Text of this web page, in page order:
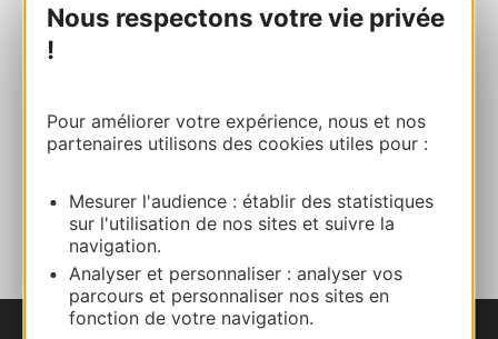
Nous respectons votre vie privée
!
Pour améliorer votre expérience, nous et nos
partenaires utilisons des cookies utiles pour :
Mesurer l'audience : établir des statistiques
sur l'utilisation de nos sites et suivre la
navigation.
Analyser et personnaliser : analyser vos
parcours et personnaliser nos sites en
fonction de votre navigation.
Facebook
AJOUTER
AU CARNET